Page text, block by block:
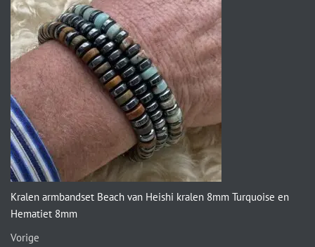
Kralen armbandset Beach van Heishi kralen 8mm Turquoise en
Hematiet 8mm
Vorige